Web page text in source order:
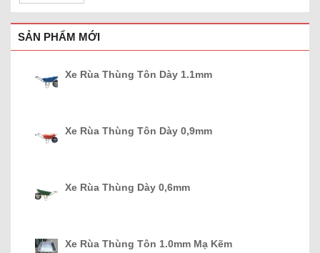
SẢN PHẨM MỚI
Xe Rùa Thùng Tôn Dày 1.1mm
Xe Rùa Thùng Tôn Dày 0,9mm
Xe Rùa Thùng Dày 0,6mm
Xe Rùa Thùng Tôn 1.0mm Mạ Kẽm